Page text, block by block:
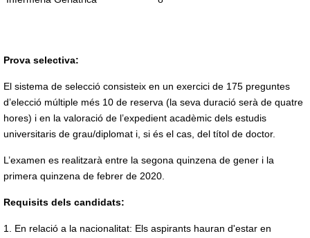
Prova selectiva:
El sistema de selecció consisteix en un exercici de 175 preguntes
d’elecció múltiple més 10 de reserva (la seva duració serà de quatre
hores) i en la valoració de l’expedient acadèmic dels estudis
universitaris de grau/diplomat i, si és el cas, del títol de doctor.
L’examen es realitzarà entre la segona quinzena de gener i la
primera quinzena de febrer de 2020.
Requisits dels candidats:
1. En relació a la nacionalitat: Els aspirants hauran d'estar en